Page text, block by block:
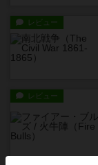
レビュー
レビュー